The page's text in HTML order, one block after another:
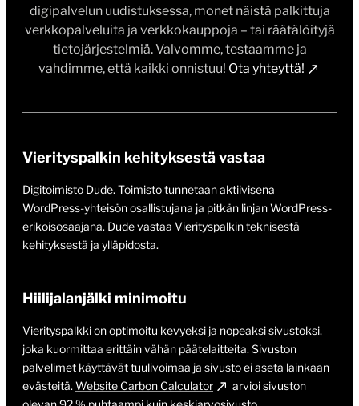
digipalvelun uudistuksessa, monet näistä palkittuja
verkkopalveluita ja verkkokauppoja – tai räätälöityjä
tietojärjestelmiä. Valvomme, testaamme ja
vahdimme, että kaikki onnistuu! Ota yhteyttä!
Vierityspalkin kehityksestä vastaa
Digitoimisto Dude. Toimisto tunnetaan aktiivisena
WordPress-yhteisön osallistujana ja pitkän linjan WordPress-
erikoisosaajana. Dude vastaa Vierityspalkin teknisestä
kehityksestä ja ylläpidosta.
Hiilijalanjälki minimoitu
Vierityspalkki on optimoitu kevyeksi ja nopeaksi sivustoksi,
joka kuormittaa erittäin vähän päätelaitteita. Sivuston
palvelimet käyttävät tuulivoimaa ja sivusto ei aseta lainkaan
evästeitä. Website Carbon Calculator
arvioi sivuston